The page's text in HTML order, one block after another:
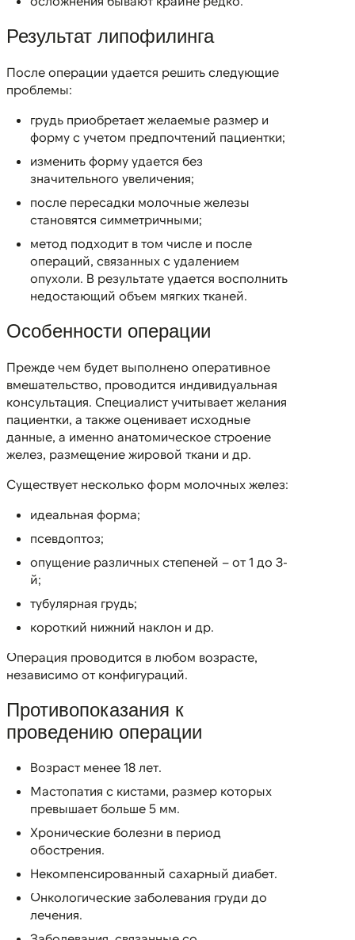
Результат липофилинга
После операции удается решить следующие
проблемы:
грудь приобретает желаемые размер и
форму с учетом предпочтений пациентки;
изменить форму удается без
значительного увеличения;
после пересадки молочные железы
становятся симметричными;
метод подходит в том числе и после
операций, связанных с удалением
опухоли. В результате удается восполнить
недостающий объем мягких тканей.
Особенности операции
Прежде чем будет выполнено оперативное
вмешательство, проводится индивидуальная
консультация. Специалист учитывает желания
пациентки, а также оценивает исходные
данные, а именно анатомическое строение
желез, размещение жировой ткани и др.
Существует несколько форм молочных желез:
идеальная форма;
псевдоптоз;
опущение различных степеней – от 1 до 3-
й;
тубулярная грудь;
короткий нижний наклон и др.
Операция проводится в любом возрасте,
независимо от конфигураций.
Противопоказания к
проведению операции
Возраст менее 18 лет.
Мастопатия с кистами, размер которых
превышает больше 5 мм.
Хронические болезни в период
обострения.
Некомпенсированный сахарный диабет.
Онкологические заболевания груди до
лечения.